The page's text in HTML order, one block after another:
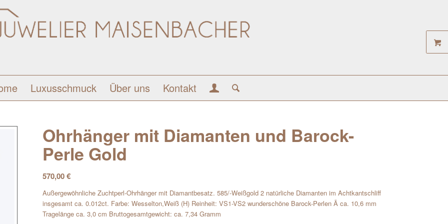
Luxusschmuck Über uns Kontakt
Ohrhänger mit Diamanten und Barock-
Perle Gold
570,00€
Außergewöhnliche Zuchtperl-Ohrhänger mit Diamantbesatz. 585/-Weißgold 2 natürliche Diamanten im Achtkantschliff
insgesamt ca. 0.012ct. Farbe: Wesselton,Weiß (H) Reinheit: VS1-VS2 wunderschöne Barock-Perlen Ã ca. 10,6 mm
Tragelänge ca. 3,0 cm Bruttogesamtgewicht: ca. 7,34 Gramm